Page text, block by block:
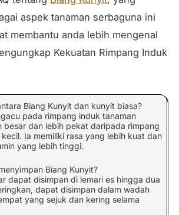
aspek tanaman serbaguna ini
membantu anda lebih mengenal
Kekuatan Rimpang Induk
Biang Kunyit dan kunyit biasa?
pada rimpang induk tanaman
besar dan lebih pekat daripada rimpang
Ia memiliki rasa yang lebih kuat dan
yang lebih tinggi.
Biang Kunyit?
dapat disimpan di lemari es hingga dua
dapat disimpan dalam wadah
yang sejuk dan kering selama